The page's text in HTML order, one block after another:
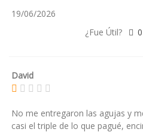
19/06/2026
¿Fue Útil?
0
David
No me entregaron las agujas y
casi el triple de lo que pagué,